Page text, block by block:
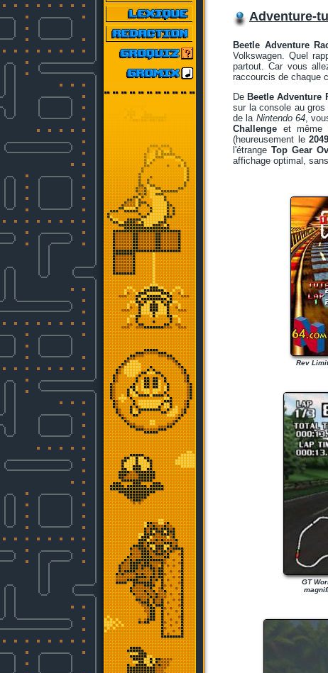
Adventure-
Beetle Adventure
Volkswagen. Quel
partout. Car vous
raccourcis de chaque
De Beetle Adventure
sur la console au
de la Nintendo 64,
Challenge et
(heureusement le2049
l'étrangeTop Gear
affichage optimal,
Rev
GT